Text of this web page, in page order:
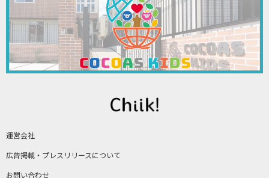
運営会社
広告掲載・プレスリリースについて
お問い合わせ